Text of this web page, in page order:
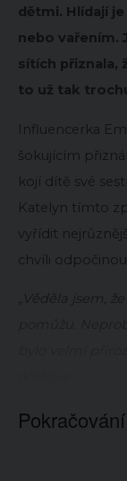
dětmi. Hlídají
nebo vařením.
sítích přiznala,
to už tak
Influencerka
šokujícím
kojí dítě své
Katelyn tímto
vyřídit
chvíli
„Věděla jsem,